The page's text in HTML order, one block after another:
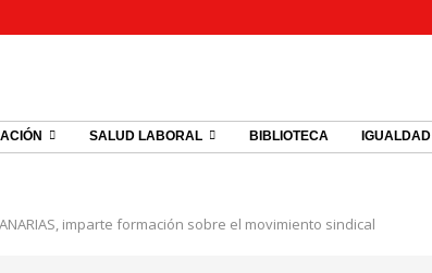
SALUD LABORAL BIBLIOTECA IGUALDAD
imparte formación sobre el movimiento sindical